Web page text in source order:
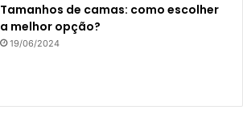
Tamanhos de camas: como escolher
a melhor opção?
19/06/2024